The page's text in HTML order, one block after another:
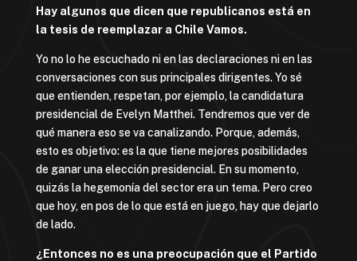
Hay algunos que dicen que republicanos está en
la tesis de reemplazar a Chile Vamos.
Yo no lo he escuchado ni en las declaraciones ni en las
conversaciones con sus principales dirigentes. Yo sé
que entienden, respetan, por ejemplo, la candidatura
presidencial de Evelyn Matthei. Tendremos que ver de
qué manera eso se va canalizando. Porque, además,
esto es objetivo: es la que tiene mejores posibilidades
de ganar una elección presidencial. En su momento,
quizás la hegemonía del sector era un tema. Pero creo
que hoy, en pos de lo que está en juego, hay que dejarlo
de lado.
¿Entonces no es una preocupación que el Partido